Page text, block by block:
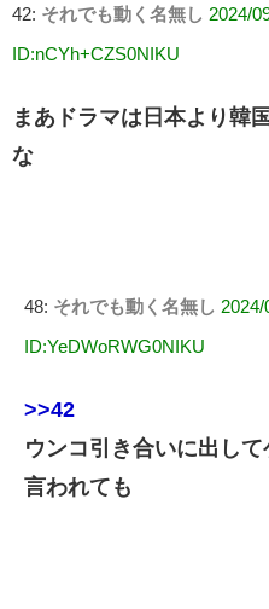
42: それでも動く名無し 2024/
ID:nCYh+CZS0NIKU
まあドラマは日本より韓
な
48: それでも動く名無し 2024/
ID:YeDWoRWG0NIKU
>>42
ウンコ引き合いに出し
言われても